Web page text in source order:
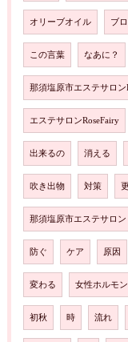
オリーブオイル ブ
この言葉 なあに？
那須塩原市エステサロン
エステサロンRoseFairy
出来るの 消える
吹き出物 対策
那須塩原市エステサロン
防ぐ ケア 原因
変わる 女性ホルモン
初秋 時 流れ